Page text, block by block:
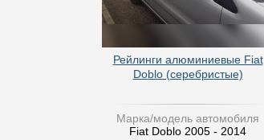
Рейлинги алюминиевые Fiat
Doblo (серебристые)
Марка/модель автомобиля
Fiat Doblo 2005 - 2014